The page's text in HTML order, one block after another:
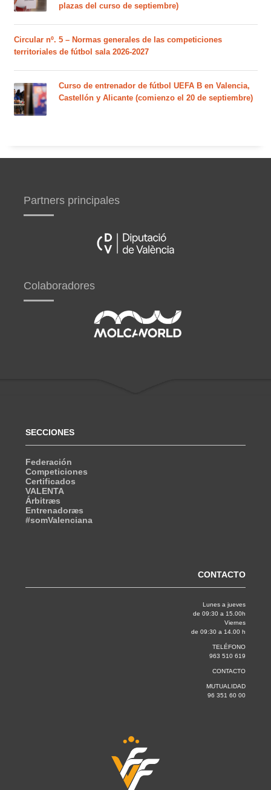
plazas del curso de septiembre)
Circular nº. 5 – Normas generales de las competiciones
territoriales de fútbol sala 2026-2027
Curso de entrenador de fútbol UEFA B en Valencia,
Castellón y Alicante (comienzo el 20 de septiembre)
Partners principales
Colaboradores
SECCIONES
Federación
Competiciones
Certificados
VALENTA
Árbitræs
Entrenadoræs
#somValenciana
CONTACTO
Lunes a jueves
de 09:30 a 15.00h
Viernes
de 09:30 a 14.00 h
TELÉFONO
963 510 619
CONTACTO
MUTUALIDAD
96 351 60 00